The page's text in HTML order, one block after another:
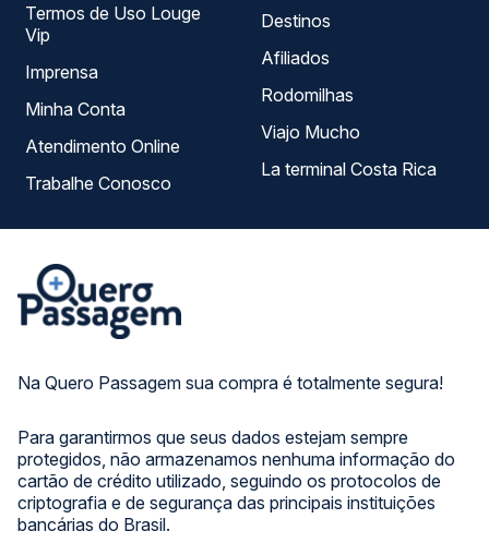
Na Quero Passagem sua compra é totalmente segura!
Para garantirmos que seus dados estejam sempre
protegidos, não armazenamos nenhuma informação do
cartão de crédito utilizado, seguindo os protocolos de
criptografia e de segurança das principais instituições
bancárias do Brasil.
Termos de Uso Louge
Vip
Imprensa
Minha Conta
Atendimento Online
Trabalhe Conosco
Destinos
Afiliados
Rodomilhas
Viajo Mucho
La terminal Costa Rica